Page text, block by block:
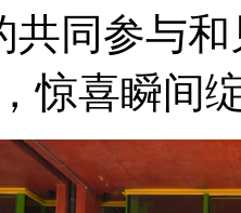
共同参与
惊喜瞬间